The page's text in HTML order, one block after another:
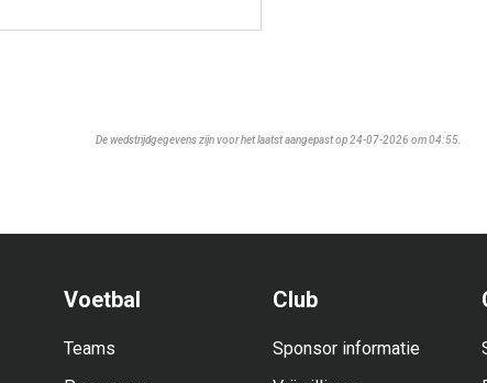
De wedstrijdgegevens zijn voor het laatst aangepast op 24-07-2026 om 04:55.
Voetbal
Teams
Club
Sponsor informatie